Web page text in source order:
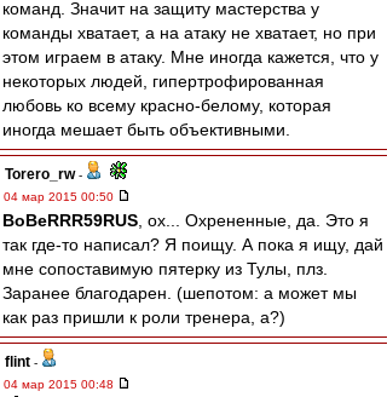
команд. Значит на защиту мастерства у
команды хватает, а на атаку не хватает, но при
этом играем в атаку. Мне иногда кажется, что у
некоторых людей, гипертрофированная
любовь ко всему красно-белому, которая
иногда мешает быть объективными.
Torero_rw-
04 мар 2015 00:50
BoBeRRR59RUS , ох... Охрененные, да. Это я
так где-то написал? Я поищу. А пока я ищу, дай
мне сопоставимую пятерку из Тулы, плз.
Заранее благодарен. (шепотом: а может мы
как раз пришли к роли тренера, а?)
flint -
04 мар 2015 00:48